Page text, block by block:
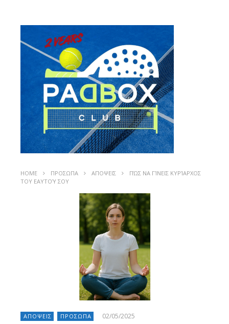
HOME ΠΡΟΣΩΠΑ ΑΠΟΨΕΙΣ
ΠΏΣ ΝΑ ΓΊΝΕΙΣ ΚΥΡΊΑΡΧΟΣ
ΤΟΥ ΕΑΥΤΟΎ ΣΟΥ
ΑΠΟΨΕΙΣ ΠΡΟΣΩΠΑ 02/05/2025